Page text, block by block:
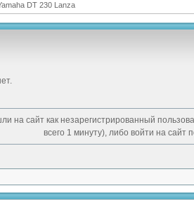
DT 230 Lanza
на сайт как незарегистрированный
всего 1 минуту), либо войти на сайт